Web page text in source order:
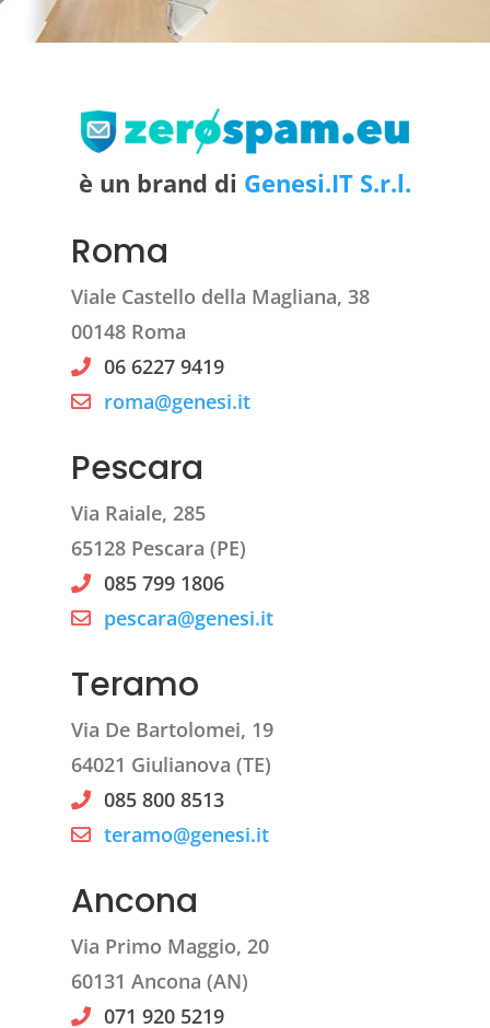
è un brand di Genesi.IT S.r.l.
Roma
Viale Castello della Magliana, 38
00148 Roma
06 6227 9419
roma@genesi.it
Pescara
Via Raiale, 285
65128 Pescara (PE)
085 799 1806
pescara@genesi.it
Teramo
Via De Bartolomei, 19
64021 Giulianova (TE)
085 800 8513
teramo@genesi.it
Ancona
Via Primo Maggio, 20
60131 Ancona (AN)
071 920 5219